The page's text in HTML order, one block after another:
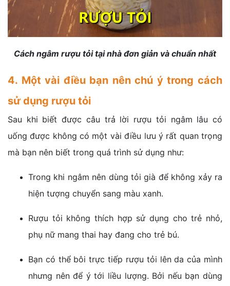
Cách ngâm rượu tỏi tại nhà đơn giản và chuẩn nhất
4. Một vài điều bạn nên chú ý trong cách
sử dụng rượu tỏi
Sau khi biết được câu trả lời rượu tỏi ngâm lâu có
uống được không có một vài điều lưu ý rất quan trọng
mà bạn nên biết trong quá trình sử dụng như:
Trong khi ngâm nên dùng tỏi già để không xảy ra
hiện tượng chuyển sang màu xanh.
Rượu tỏi không thích hợp sử dụng cho trẻ nhỏ,
phụ nữ mang thai hay đang cho trẻ bú.
Bạn có thể bôi trực tiếp rượu tỏi lên da của mình
nhưng nên để ý tới liều lượng. Bởi nếu bạn dùng